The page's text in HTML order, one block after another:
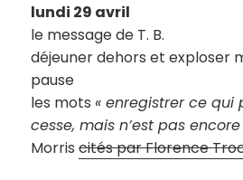
lundi 29 avril
le message de T. B.
déjeuner dehors et exploser
pause
les mots « enregistrer ce qui
cesse, mais n’est pas
Morriscités par Florence